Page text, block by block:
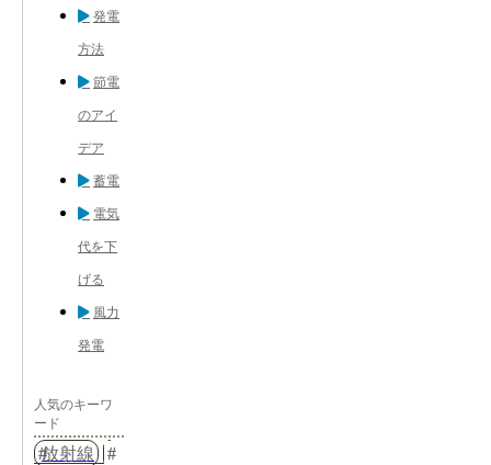
発電
方法
節電
のアイ
デア
蓄電
電気
代を下
げる
風力
発電
人気のキーワ
ード
放射線